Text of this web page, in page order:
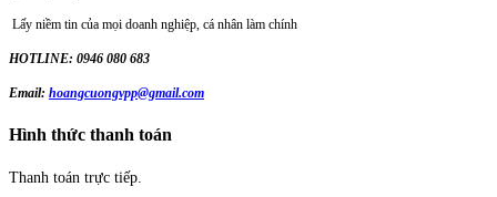
Lấy niềm tin của mọi doanh nghiệp, cá nhân làm chính
HOTLINE: 0946 080 683
Email: hoangcuongvpp@gmail.com
Hình thức thanh toán
Thanh toán trực tiếp.